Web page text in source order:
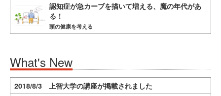
認知症が急カーブを描いて増える、魔の年代があ
る！
頭の健康を考える
What's New
2018/8/3 上智大学の講座が掲載されました